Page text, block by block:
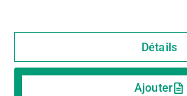
Détails
Ajouter